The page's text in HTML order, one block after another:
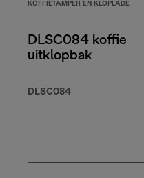
KOFFIETAMPER EN KLOPLADE
DLSC084 koffie
uitklopbak
DLSC084